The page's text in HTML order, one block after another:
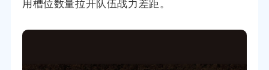
用槽位数量拉开队伍战力差距。